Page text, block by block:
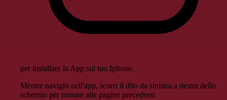
per installare la App sul tuo Iphone.
Mentre navighi nell'app, scorri il dito da sinistra a destra dello
schermo per tornare alle pagine precedenti